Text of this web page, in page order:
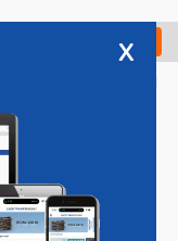
Check in
x